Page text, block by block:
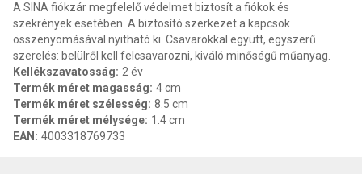
A SINA fiókzár megfelelő védelmet biztosít a fiókok és
szekrények esetében. A biztosító szerkezet a kapcsok
összenyomásával nyitható ki. Csavarokkal együtt, egyszerű
szerelés: belülről kell felcsavarozni, kiváló minőségű műanyag.
Kellékszavatosság: 2 év
Termék méret magasság: 4 cm
Termék méret szélesség: 8.5 cm
Termék méret mélysége: 1.4 cm
EAN : 4003318769733